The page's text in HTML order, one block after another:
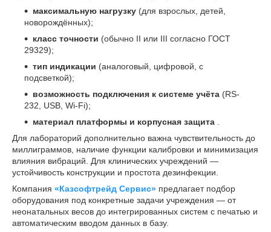
максимальную нагрузку (для взрослых, детей,
новорождённых);
класс точности (обычно II или III согласно ГОСТ
29329);
тип индикации (аналоговый, цифровой, с
подсветкой);
возможность подключения к системе учёта (RS-
232, USB, Wi-Fi);
материал платформы и корпусная защита
Для лабораторий дополнительно важна чувствительность до
миллиграммов, наличие функции калибровки и минимизация
влияния вибраций. Для клинических учреждений —
устойчивость конструкции и простота дезинфекции.
Компания «Казсофтрейд Сервис» предлагает подбор
оборудования под конкретные задачи учреждения — от
неонатальных весов до интегрированных систем с печатью и
автоматическим вводом данных в базу.